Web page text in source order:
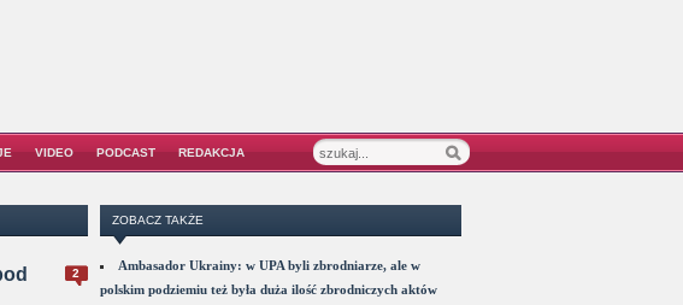
VIDEO PODCAST REDAKCJA
2
ZOBACZ TAKŻE
Ambasador Ukrainy: w UPA byli zbrodniarze, ale w
polskim podziemiu też była duża ilość zbrodniczych aktów